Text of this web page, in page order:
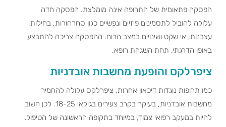
הפסקה פתאומית של התרופה אינה מומלצת. הפסקה חדה
עלולה להוביל לתסמינים פיזיים ונפשיים כגון סחרחורות, בחילות,
עצבנות, אי שקט ושינויים במצב הרוח. ההפסקה צריכה להתבצע
באופן הדרגתי, תחת השגחת רופא.
ציפרלקס והופעת מחשבות אובדניות
כמו תרופות נוגדות דיכאון אחרות, ציפרלקס עלולה להחמיר
מחשבות אובדניות, בעיקר בקרב צעירים בגילאי 18-25. לכן חשוב
להיות במעקב רפואי צמוד, במיוחד בתקופה הראשונה של הטיפול.